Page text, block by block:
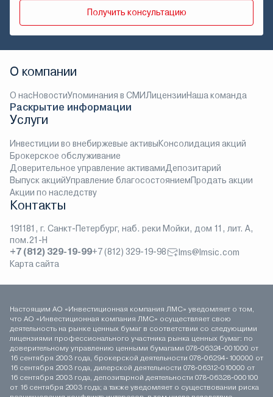
Получить консультацию
О компании
О насНовостиУпоминания в СМИЛицензииНаша команда
Раскрытие информации
Услуги
Инвестиции во внебиржевые активыКонсолидация акций
Брокерское обслуживание
Доверительное управление активамиДепозитарий
Выпуск акцийУправление благосостояниемПродать акции
Акции по наследству
Контакты
191181, г. Санкт-Петербург, наб. реки Мойки, дом 11, лит. А,
пом.21-Н
+7 (812) 329-19-99+7 (812) 329-19-98
lms@lmsic.com
Карта сайта
Настоящим АО «Инвестиционная компания ЛМС» уведомляет о том,
что АО «Инвестиционная компания ЛМС» осуществляет свою
деятельность на рынке ценных бумаг в соответствии со следующими
лицензиями профессионального участника рынка ценных бумаг: по
доверительному управлению ценными бумагами 078-06324-001000 от
16 сентября 2003 года, брокерской деятельности 078-06294-100000 от
16 сентября 2003 года, дилерской деятельности 078-06312-010000 от
16 сентября 2003 года, депозитарной деятельности 078-06328-000100
от 16 сентября 2003 года; а также уведомляет о существовании риска